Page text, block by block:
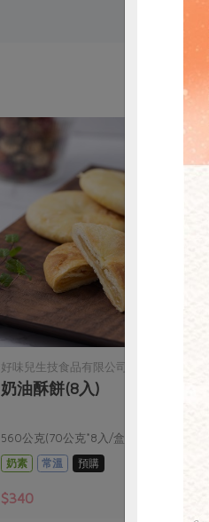
好味兒生技食品有限公司
奶油酥餅(8入)
560公克(70公克*8入/盒)
奶素
常溫 預購
$340